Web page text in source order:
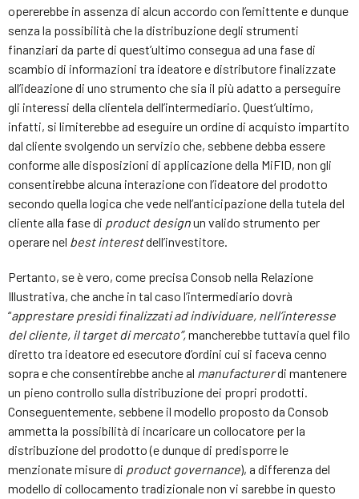
opererebbe in assenza di alcun accordo con l’emittente e dunque
senza la possibilità che la distribuzione degli strumenti
finanziari da parte di quest’ultimo consegua ad una fase di
scambio di informazioni tra ideatore e distributore finalizzate
all’ideazione di uno strumento che sia il più adatto a perseguire
gli interessi della clientela dell’intermediario. Quest’ultimo,
infatti, si limiterebbe ad eseguire un ordine di acquisto impartito
dal cliente svolgendo un servizio che, sebbene debba essere
conforme alle disposizioni di applicazione della MiFID, non gli
consentirebbe alcuna interazione con l’ideatore del prodotto
secondo quella logica che vede nell’anticipazione della tutela del
cliente alla fase di product designun valido strumento per
operare nel best interestdell’investitore.
Pertanto, se è vero, come precisa Consob nella Relazione
Illustrativa, che anche in tal caso l’intermediario dovrà
“apprestare presidi finalizzati ad individuare, nell’interesse
del cliente, il target di mercato”,mancherebbe tuttavia quel filo
diretto tra ideatore ed esecutore d’ordini cui si faceva cenno
sopra e che consentirebbe anche al manufacturerdi mantenere
un pieno controllo sulla distribuzione dei propri prodotti.
Conseguentemente, sebbene il modello proposto da Consob
ammetta la possibilità di incaricare un collocatore per la
distribuzione del prodotto (e dunque di predisporre le
menzionate misure di product governance), a differenza del
modello di collocamento tradizionale non vi sarebbe in questo